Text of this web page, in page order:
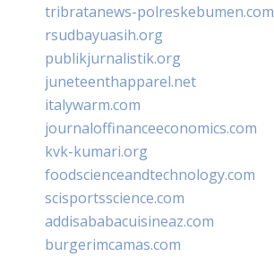
tribratanews-polreskebumen.com
rsudbayuasih.org
publikjurnalistik.org
juneteenthapparel.net
italywarm.com
journaloffinanceeconomics.com
kvk-kumari.org
foodscienceandtechnology.com
scisportsscience.com
addisababacuisineaz.com
burgerimcamas.com